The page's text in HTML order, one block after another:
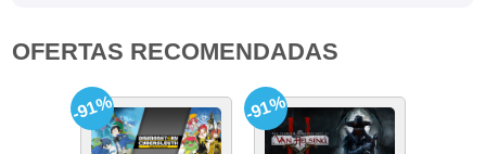
OFERTAS RECOMENDADAS
-91% -91%